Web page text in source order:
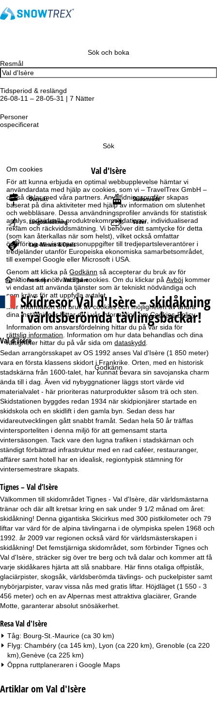
Om cookies
För att kunna erbjuda en optimal webbupplevelse hämtar vi
användardata med hjälp av cookies, som vi – TravelTrex GmbH –
också delar med våra partners. Användningsprofiler skapas
baserat på dina aktiviteter med hjälp av information om slutenhet
och webbläsare. Dessa användningsprofiler används för statistisk
analys, individuella produktrekommendationer, individualiserad
reklam och räckviddsmätning. Vi behöver ditt samtycke för detta
(som kan återkallas när som helst), vilket också omfattar
överföring av vissa personuppgifter till tredjepartsleverantörer i
tredjeländer utanför Europeiska ekonomiska samarbetsområdet,
till exempel Google eller Microsoft i USA.
Genom att klicka påGodkänn så accepterar du bruk av för
funktionen ej nödvändiga cookies. Om du klickar påAvböj kommer
vi endast att använda tjänster som är tekniskt nödvändiga och
som krävs för att uppfylla avtalet.
Mer information om bruk av cookies och möjligheten av ändra
dina inställningar hittar du i vår information omCookies-Policy.
Information om ansvarsfördelning hittar du på vår sida för
rättslig information. Information om hur data behandlas och dina
rättigheter hittar du på vår sida omdataskydd.
Godkänn
Sök och boka
Resmål
Tidsperiod & reslängd
26-08-11 – 28-05-31 | 7 Nätter
Personer
ospecificerat
Sök
Val d'Isère
Översikt Skidområde
Längdskidåkning Väder
Last-Minute & Deals
S
t
a
r
s
i
d
a
Frankrike Val d'Isère
SkidresorVal d'Isère – skidåkning
i världsberömda tävlingsbackar!
Val d'Isère
Sedan arrangörsskapet av OS 1992 anses Val d'Isère (1 850 meter)
vara en första klassens skidort i Frankrike. Orten, med en historisk
stadskärna från 1600-talet, har kunnat bevara sin savojanska charm
ända till i dag. Även vid nybyggnationer läggs stort värde vid
materialvalet - här prioriteras naturprodukter såsom trä och sten.
Skidstationen byggdes redan 1934 när skidpionjärer startade en
skidskola och en skidlift i den gamla byn. Sedan dess har
vidareutvecklingen gått snabbt framåt. Sedan hela 50 år träffas
vintersporteliten i denna miljö för att gemensamt starta
vintersäsongen. Tack vare den lugna trafiken i stadskärnan och
ständigt förbättrad infrastruktur med en rad caféer, restauranger,
affärer samt hotell har en idealisk, regiontypisk stämning för
vintersemestrare skapats.
Tignes – Val d’Isère
Välkommen till skidområdet Tignes - Val d'Isère, där världsmästarna
tränar och där allt kretsar kring en sak under 9 1/2 månad om året:
skidåkning! Denna gigantiska Skicirkus med 300 pistkilometer och 79
liftar var värd för de alpina tävlingarna i de olympiska spelen 1968 och
1992. år 2009 var regionen också värd för världsmästerskapen i
skidåkning! Det femstjärniga skidområdet, som förbinder Tignes och
Val d'Isère, sträcker sig över tre berg och två dalar och kommer att få
varje skidåkares hjärta att slå snabbare. Här finns otaliga offpiståk,
glaciärpister, skogsåk, världsberömda tävlings- och puckelpister samt
nybörjarpister, varav vissa nås med gratis liftar. Höjdläget (1 550 - 3
456 meter) och en av Alpernas mest attraktiva glaciärer, Grande
Motte, garanterar absolut snösäkerhet.
Resa Val d'Isère
Tåg: Bourg-St.-Maurice (ca 30 km)
Flyg: Chambéry (ca 145 km), Lyon (ca 220 km), Grenoble (ca 220
km),Genève (ca 225 km)
Öppna ruttplaneraren i Google Maps
Artiklar om Val d'Isère